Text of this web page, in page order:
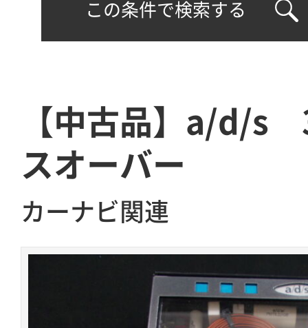
この条件で検索する
【中古品】a/d/
スオーバー
カーナビ関連